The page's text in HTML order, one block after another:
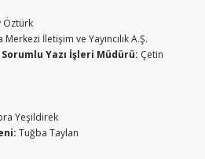
Öztürk
İletişim ve Yayıncılık A.Ş.
Yazı İşleri Müdürü: Çetin
Yeşildirek
Tuğba Taylan